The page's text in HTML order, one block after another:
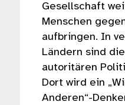
Gesellschaft
Menschen
aufbringen. In
Ländern sind
autoritären
Dort wird ein
Anderen“-